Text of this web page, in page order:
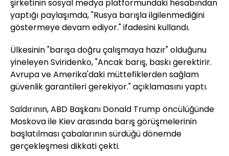
şirketinin sosyal medya platformundaki hesabından
yaptığı paylaşımda, "Rusya barışla ilgilenmediğini
göstermeye devam ediyor." ifadesini kullandı.
Ülkesinin "barışa doğru çalışmaya hazır" olduğunu
yineleyen Sviridenko, "Ancak barış, baskı gerektirir.
Avrupa ve Amerika'daki müttefiklerden sağlam
güvenlik garantileri gerekiyor." açıklamasını yaptı.
Saldırının, ABD Başkanı Donald Trump öncülüğünde
Moskova ile Kiev arasında barış görüşmelerinin
başlatılması çabalarının sürdüğü dönemde
gerçekleşmesi dikkati çekti.